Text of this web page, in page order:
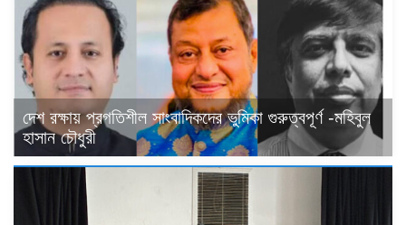
দেশ রক্ষায় প্রগতিশীল সাংবাদিকদের ভুমিকা গুরুত্বপূর্ণ -মহিবুল
হাসান চৌধুরী